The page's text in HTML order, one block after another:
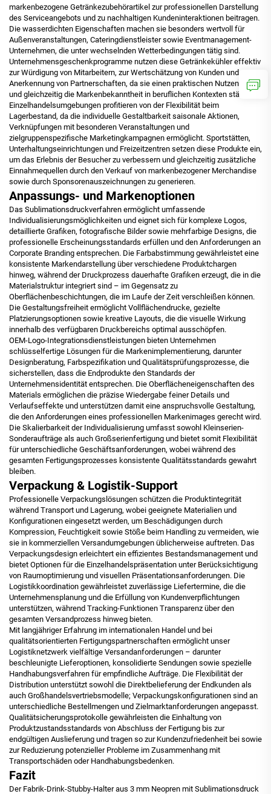
markenbezogene Getränkezubehörartikel zur professionellen Darstellung
des Serviceangebots und zu nachhaltigen Kundeninteraktionen beitragen.
Die wasserdichten Eigenschaften machen sie besonders wertvoll für
Außenveranstaltungen, Cateringdienstleister sowie Eventmanagement-
Unternehmen, die unter wechselnden Wetterbedingungen tätig sind.
Unternehmensgeschenkprogramme nutzen diese Getränkekühler effektiv
zur Würdigung von Mitarbeitern, zur Wertschätzung von Kunden und zur
Anerkennung von Partnerschaften, da sie einen praktischen Nutzen bieten
und gleichzeitig die Markenbekanntheit in beruflichen Kontexten stärken.
Einzelhandelsumgebungen profitieren von der Flexibilität beim
Lagerbestand, da die individuelle Gestaltbarkeit saisonale Aktionen,
Verknüpfungen mit besonderen Veranstaltungen und
zielgruppenspezifische Marketingkampagnen ermöglicht. Sportstätten,
Unterhaltungseinrichtungen und Freizeitzentren setzen diese Produkte ein,
um das Erlebnis der Besucher zu verbessern und gleichzeitig zusätzliche
Einnahmequellen durch den Verkauf von markenbezogener Merchandise
sowie durch Sponsorenauszeichnungen zu generieren.
Anpassungs- und Markenoptionen
Das Sublimationsdruckverfahren ermöglicht umfassende
Individualisierungsmöglichkeiten und eignet sich für komplexe Logos,
detaillierte Grafiken, fotografische Bilder sowie mehrfarbige Designs, die
professionelle Erscheinungsstandards erfüllen und den Anforderungen an
Corporate Branding entsprechen. Die Farbabstimmung gewährleistet eine
konsistente Markendarstellung über verschiedene Produktchargen
hinweg, während der Druckprozess dauerhafte Grafiken erzeugt, die in die
Materialstruktur integriert sind – im Gegensatz zu
Oberflächenbeschichtungen, die im Laufe der Zeit verschleißen können.
Die Gestaltungsfreiheit ermöglicht Vollflächendrucke, gezielte
Platzierungsoptionen sowie kreative Layouts, die die visuelle Wirkung
innerhalb des verfügbaren Druckbereichs optimal ausschöpfen.
OEM-Logo-Integrationsdienstleistungen bieten Unternehmen
schlüsselfertige Lösungen für die Markenimplementierung, darunter
Designberatung, Farbspezifikation und Qualitätsprüfungsprozesse, die
sicherstellen, dass die Endprodukte den Standards der
Unternehmensidentität entsprechen. Die Oberflächeneigenschaften des
Materials ermöglichen die präzise Wiedergabe feiner Details und
Verlaufseffekte und unterstützen damit eine anspruchsvolle Gestaltung,
die den Anforderungen eines professionellen Markenimages gerecht wird.
Die Skalierbarkeit der Individualisierung umfasst sowohl Kleinserien-
Sonderaufträge als auch Großserienfertigung und bietet somit Flexibilität
für unterschiedliche Geschäftsanforderungen, wobei während des
gesamten Fertigungsprozesses konsistente Qualitätsstandards gewahrt
bleiben.
Verpackung & Logistik-Support
Professionelle Verpackungslösungen schützen die Produktintegrität
während Transport und Lagerung, wobei geeignete Materialien und
Konfigurationen eingesetzt werden, um Beschädigungen durch
Kompression, Feuchtigkeit sowie Stöße beim Handling zu vermeiden, wie
sie in kommerziellen Versandumgebungen üblicherweise auftreten. Das
Verpackungsdesign erleichtert ein effizientes Bestandsmanagement und
bietet Optionen für die Einzelhandelspräsentation unter Berücksichtigung
von Raumoptimierung und visuellen Präsentationsanforderungen. Die
Logistikkoordination gewährleistet zuverlässige Liefertermine, die die
Unternehmensplanung und die Erfüllung von Kundenverpflichtungen
unterstützen, während Tracking-Funktionen Transparenz über den
gesamten Versandprozess hinweg bieten.
Mit langjähriger Erfahrung im internationalen Handel und bei
qualitätsorientierten Fertigungspartnerschaften ermöglicht unser
Logistiknetzwerk vielfältige Versandanforderungen – darunter
beschleunigte Lieferoptionen, konsolidierte Sendungen sowie spezielle
Handhabungsverfahren für empfindliche Aufträge. Die Flexibilität der
Distribution unterstützt sowohl die Direktbelieferung der Endkunden als
auch Großhandelsvertriebsmodelle; Verpackungskonfigurationen sind an
unterschiedliche Bestellmengen und Zielmarktanforderungen angepasst.
Qualitätsicherungsprotokolle gewährleisten die Einhaltung von
Produktzustandsstandards von Abschluss der Fertigung bis zur
endgültigen Auslieferung und tragen so zur Kundenzufriedenheit bei sowie
zur Reduzierung potenzieller Probleme im Zusammenhang mit
Transportschäden oder Handhabungsbedenken.
Fazit
Der Fabrik-Drink-Stubby-Halter aus 3 mm Neopren mit Sublimationsdruck